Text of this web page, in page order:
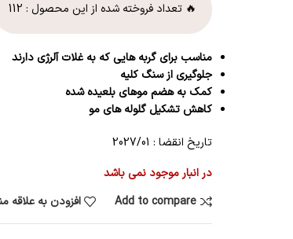
🔥 تعداد فروخته شده از این محصول : 112
مناسب برای گربه هایی که به غلات آلرژی دارند
جلوگیری از سنگ کلیه
کمک به هضم موهای بلعیده شده
کاهش تشکیل گلوله های مو
تاریخ انقضا : 2027/01
در انبار موجود نمی باشد
Add to compare
افزودن به علاقه